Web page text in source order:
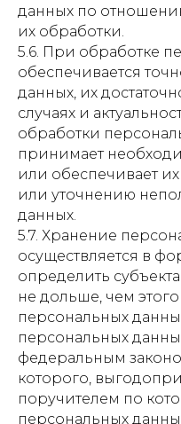
данных по
их обработки.
5.6. При обработке
обеспечивается
данных, их
случаях и
обработки
принимает
или обеспечивает
или уточнению
данных.
5.7. Хранение
осуществляется в
определить
не дольше, чем
персональных
персональных
федеральным
которого,
поручителем по
персональных